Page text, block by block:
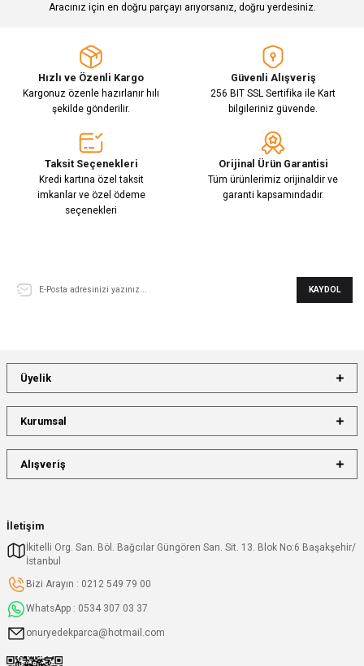
Aracınız için en doğru parçayı arıyorsanız, doğru yerdesiniz.
Hızlı ve Özenli Kargo
Kargonuz özenle hazırlanır hılı
şekilde gönderilir.
Güvenli Alışveriş
256 BIT SSL Sertifika ile Kart
bilgileriniz güvende.
Taksit Seçenekleri
Kredi kartına özel taksit
imkanlar ve özel ödeme
seçenekleri
Orijinal Ürün Garantisi
Tüm ürünlerimiz orijinaldir ve
garanti kapsamındadır.
KAYDOL
İletişim
İkitelli Org. San. Böl. Bağcılar Güngören San. Sit. 13. Blok No:6 Başakşehir/
İstanbul
Bizi Arayın : 0212 549 79 00
WhatsApp : 0534 307 03 37
onuryedekparca@hotmail.com
Üyelik
Kurumsal
Alışveriş